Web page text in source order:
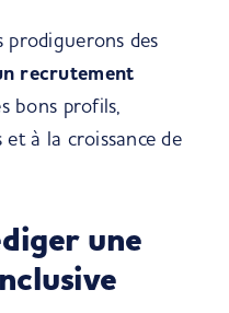
prodiguerons des
recrutement
bons profils,
à la croissance de
une